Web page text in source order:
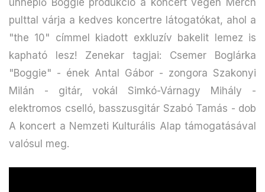
pulttal várja a kedves koncertre látogatókat, ahol a
"the 10" címmel kiadott exkluzív bakelit lemez is
kapható lesz! Zenekar tagjai: Csemer Boglárka
"Boggie" - ének Antal Gábor - zongora Szakonyi
Milán - gitár, vokál Simkó-Várnagy Mihály -
elektromos cselló, basszusgitár Szabó Tamás - dob
A koncert a Nemzeti Kulturális Alap támogatásával
valósul meg.